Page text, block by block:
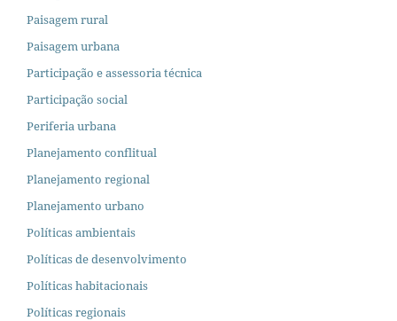
Paisagem rural
Paisagem urbana
Participação e assessoria técnica
Participação social
Periferia urbana
Planejamento conflitual
Planejamento regional
Planejamento urbano
Políticas ambientais
Políticas de desenvolvimento
Políticas habitacionais
Políticas regionais